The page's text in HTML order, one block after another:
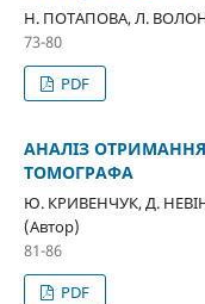
Н. ПОТАПОВА, Л.
73-80
PDF
АНАЛІЗ
ТОМОГРАФА
Ю. КРИВЕНЧУК, Д.
(Автор)
81-86
PDF